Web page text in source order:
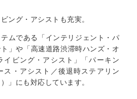
ング・アシストも充実。
ムである「インテリジェント・パ
」や「高速道路渋滞時ハンズ・オ
イビング・アシスト」「パーキン
ス・アシスト／後退時ステアリン
」にも対応しています。